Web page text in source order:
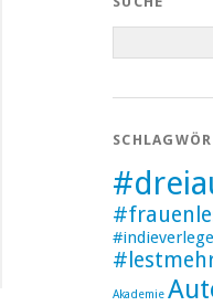
Akademie